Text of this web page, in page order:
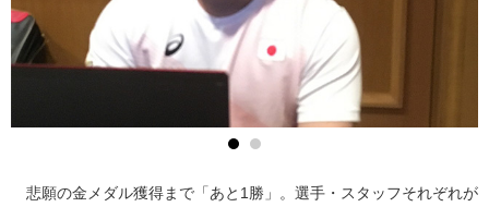
悲願の金メダル獲得まで「あと1勝」。選手・スタッフそれぞれが